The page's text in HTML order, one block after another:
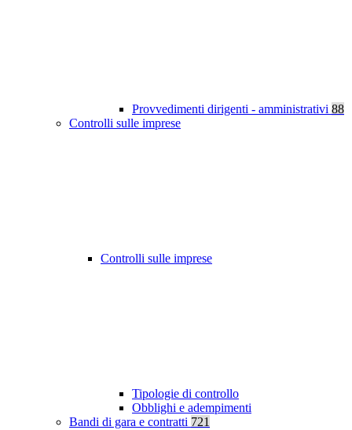
Provvedimenti dirigenti - amministrativi 88
Controlli sulle imprese
Controlli sulle imprese
Tipologie di controllo
Obblighi e adempimenti
Bandi di gara e contratti 721